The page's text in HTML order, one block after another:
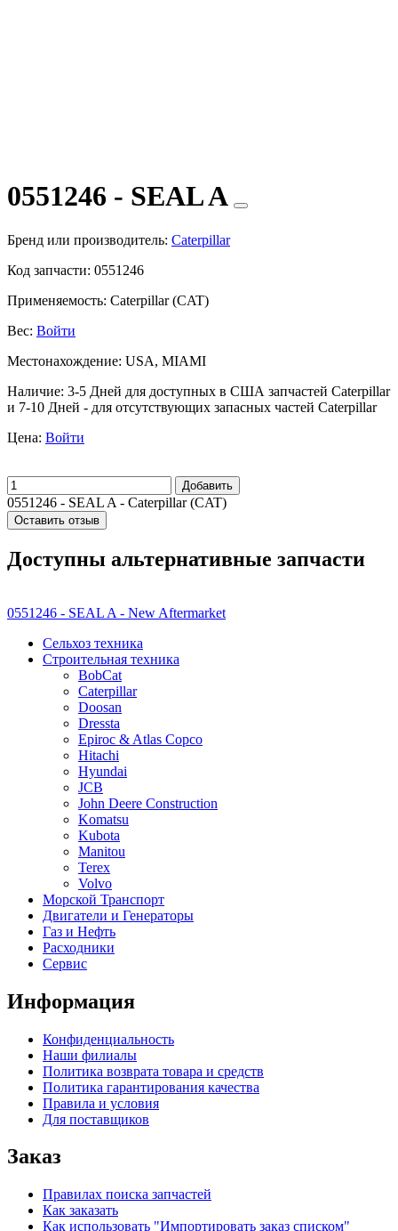
0551246 - SEAL A
Бренд или производитель: Caterpillar
Код запчасти: 0551246
Применяемость: Caterpillar (CAT)
Вес: Войти
Местонахождение: USA, MIAMI
Наличие: 3-5 Дней для доступных в США запчастей Caterpillar
и 7-10 Дней - для отсутствующих запасных частей Caterpillar
Цена: Войти
Добавить
0551246 - SEAL A - Caterpillar (CAT)
Оставить отзыв
Доступны альтернативные запчасти
0551246 - SEAL A - New Aftermarket
Сельхоз техника
Строительная техника
BobCat
Caterpillar
Doosan
Dressta
Epiroc & Atlas Copco
Hitachi
Hyundai
JCB
John Deere Construction
Komatsu
Kubota
Manitou
Terex
Volvo
Морской Транспорт
Двигатели и Генераторы
Газ и Нефть
Расходники
Сервис
Информация
Конфиденциальность
Наши филиалы
Политика возврата товара и средств
Политика гарантирования качества
Правила и условия
Для поставщиков
Заказ
Правилах поиска запчастей
Как заказать
Как использовать "Импортировать заказ списком"